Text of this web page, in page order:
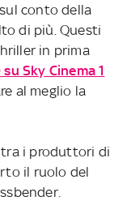
conto della
di più. Questi
in prima
Sky Cinema 1
al meglio la
tra i produttori di
il ruolo del